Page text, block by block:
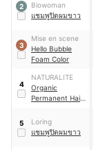
2
Biowoman
แชมพูปิดผมขาว
3
Mise en scene
Hello Bubble
Foam Color
4
NATURALITE
Organic
Permanent Hair
5
Loring
แชมพูปิดผมขาว